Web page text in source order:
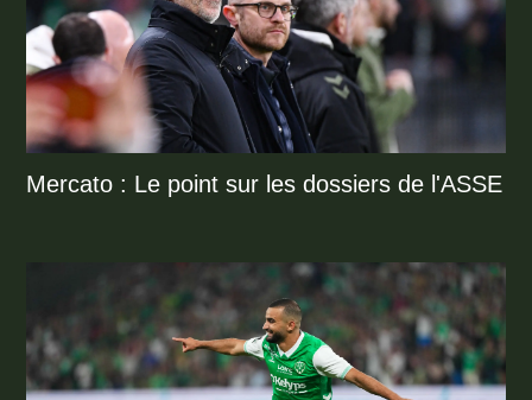
Mercato : Le point sur les dossiers de l'ASSE